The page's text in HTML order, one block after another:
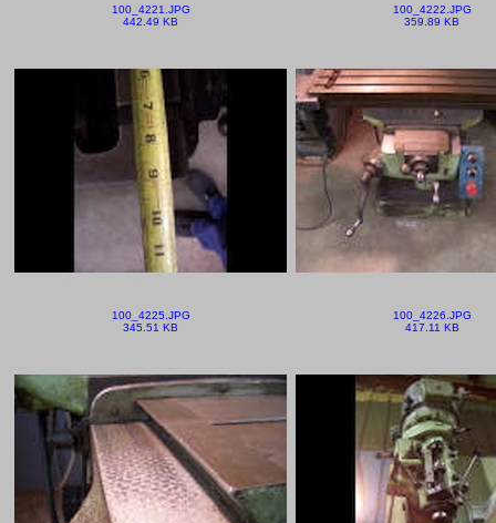
100_4221.JPG
442.49 KB
100_4222.JPG
359.89 KB
100_4225.JPG
345.51 KB
100_4226.JPG
417.11 KB